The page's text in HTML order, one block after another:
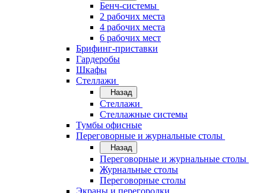
Бенч-системы
2 рабочих места
4 рабочих места
6 рабочих мест
Брифинг-приставки
Гардеробы
Шкафы
Стеллажи
Назад
Стеллажи
Стеллажные системы
Тумбы офисные
Переговорные и журнальные столы
Назад
Переговорные и журнальные столы
Журнальные столы
Переговорные столы
Экраны и перегородки